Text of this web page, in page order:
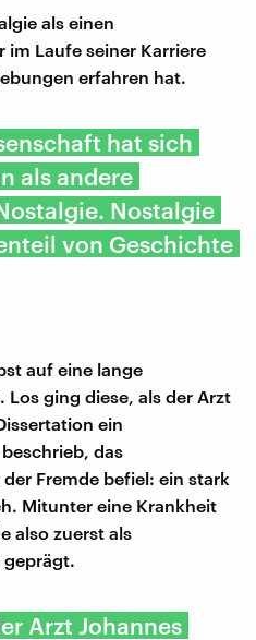
als einen
Laufe seiner Karriere
erfahren hat.
hat sich
als andere
Nostalgie
von Geschichte
auf eine lange
ging diese, als der Arzt
ein
das
Fremde befiel: ein stark
Mitunter eine Krankheit
also zuerst als
geprägt.
Arzt Johannes